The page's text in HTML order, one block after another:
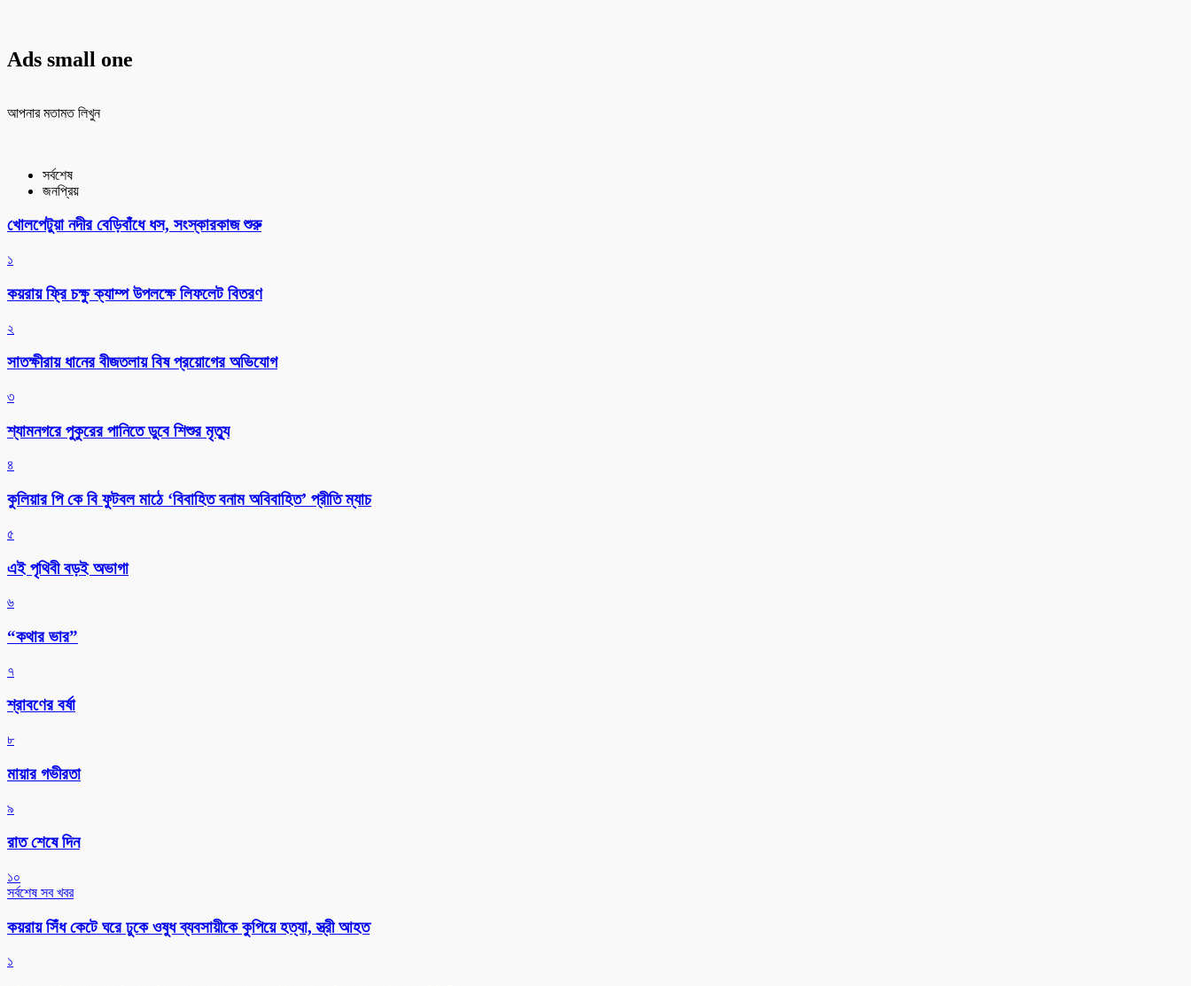
Ads small one
আপনার মতামত লিখুন
সর্বশেষ
জনপ্রিয়
খোলপেটুয়া নদীর বেড়িবাঁধে ধস, সংস্কারকাজ শুরু
১
কয়রায় ফ্রি চক্ষু ক্যাম্প উপলক্ষে লিফলেট বিতরণ
২
সাতক্ষীরায় ধানের বীজতলায় বিষ প্রয়োগের অভিযোগ
৩
শ্যামনগরে পুকুরের পানিতে ডুবে শিশুর মৃত্যু
৪
কুলিয়ার পি কে বি ফুটবল মাঠে ‘বিবাহিত বনাম অবিবাহিত’ প্রীতি ম্যাচ
৫
এই পৃথিবী বড়ই অভাগা
৬
“কথার ভার”
৭
শ্রাবণের বর্ষা
৮
মায়ার গভীরতা
৯
রাত শেষে দিন
১০
সর্বশেষ সব খবর
কয়রায় সিঁধ কেটে ঘরে ঢুকে ওষুধ ব্যবসায়ীকে কুপিয়ে হত্যা, স্ত্রী আহত
১